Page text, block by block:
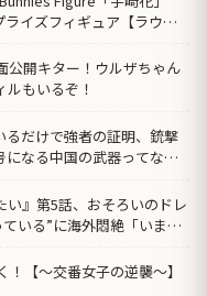
ライズフィギュア【ラウン
公開キター！ウルザちゃん
もいるぞ！
だけで強者の証明、銃撃
なる中国の武器ってなん
い』第5話、おそろいのドレ
いる”に海外悶絶「いまの
！【～交番女子の逆襲～】